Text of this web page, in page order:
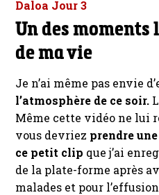
Daloa Jour 3
Un des
de ma vie
Je n’ai même pas envie
l’atmosphère de ce soir.
Même cette vidéo ne lui
vous devriez prendre
ce petit clip que j’ai
de la plate-forme après
malades et pour